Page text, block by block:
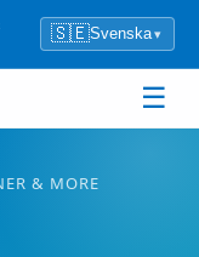
🇸🇪Svenska▾
☰
& MORE